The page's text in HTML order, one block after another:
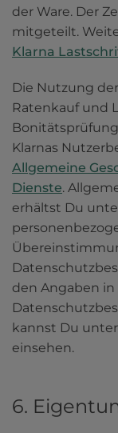
der Ware. Der
Klarna
Die Nutzung
Ratenkauf und
Allgemeine
Dienste.
erhältst Du
den Angaben in
kannst Du unter
einsehen.
6.